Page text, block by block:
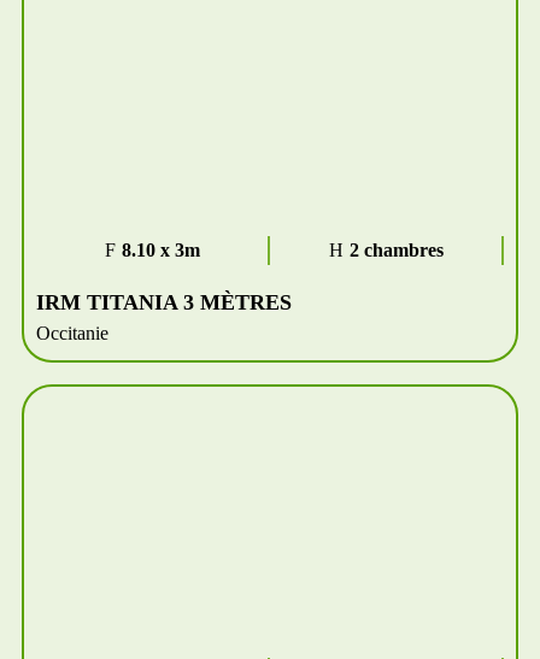
8.10 x 3m 2 chambres
IRM TITANIA 3 MÈTRES
Occitanie